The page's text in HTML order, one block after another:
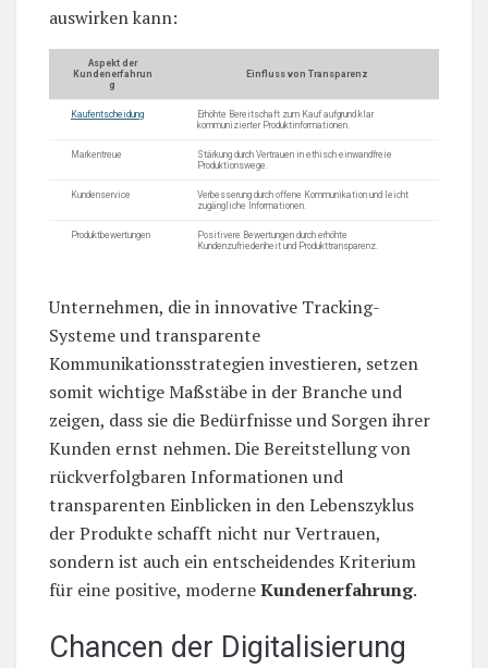
auswirken kann:
Aspekt der
Kundenerfahrun
g
Einfluss von Transparenz
Kaufentscheidung
Erhöhte Bereitschaft zum Kauf aufgrund klar
kommunizierter Produktinformationen.
Markentreue
Stärkung durch Vertrauen in ethisch einwandfreie
Produktionswege.
Kundenservice
Verbesserung durch offene Kommunikation und leicht
zugängliche Informationen.
Produktbewertungen
Positivere Bewertungen durch erhöhte
Kundenzufriedenheit und Produkttransparenz.
Unternehmen, die in innovative Tracking-
Systeme und transparente
Kommunikationsstrategien investieren, setzen
somit wichtige Maßstäbe in der Branche und
zeigen, dass sie die Bedürfnisse und Sorgen ihrer
Kunden ernst nehmen. Die Bereitstellung von
rückverfolgbaren Informationen und
transparenten Einblicken in den Lebenszyklus
der Produkte schafft nicht nur Vertrauen,
sondern ist auch ein entscheidendes Kriterium
für eine positive, moderneKundenerfahrung.
Chancen der Digitalisierung